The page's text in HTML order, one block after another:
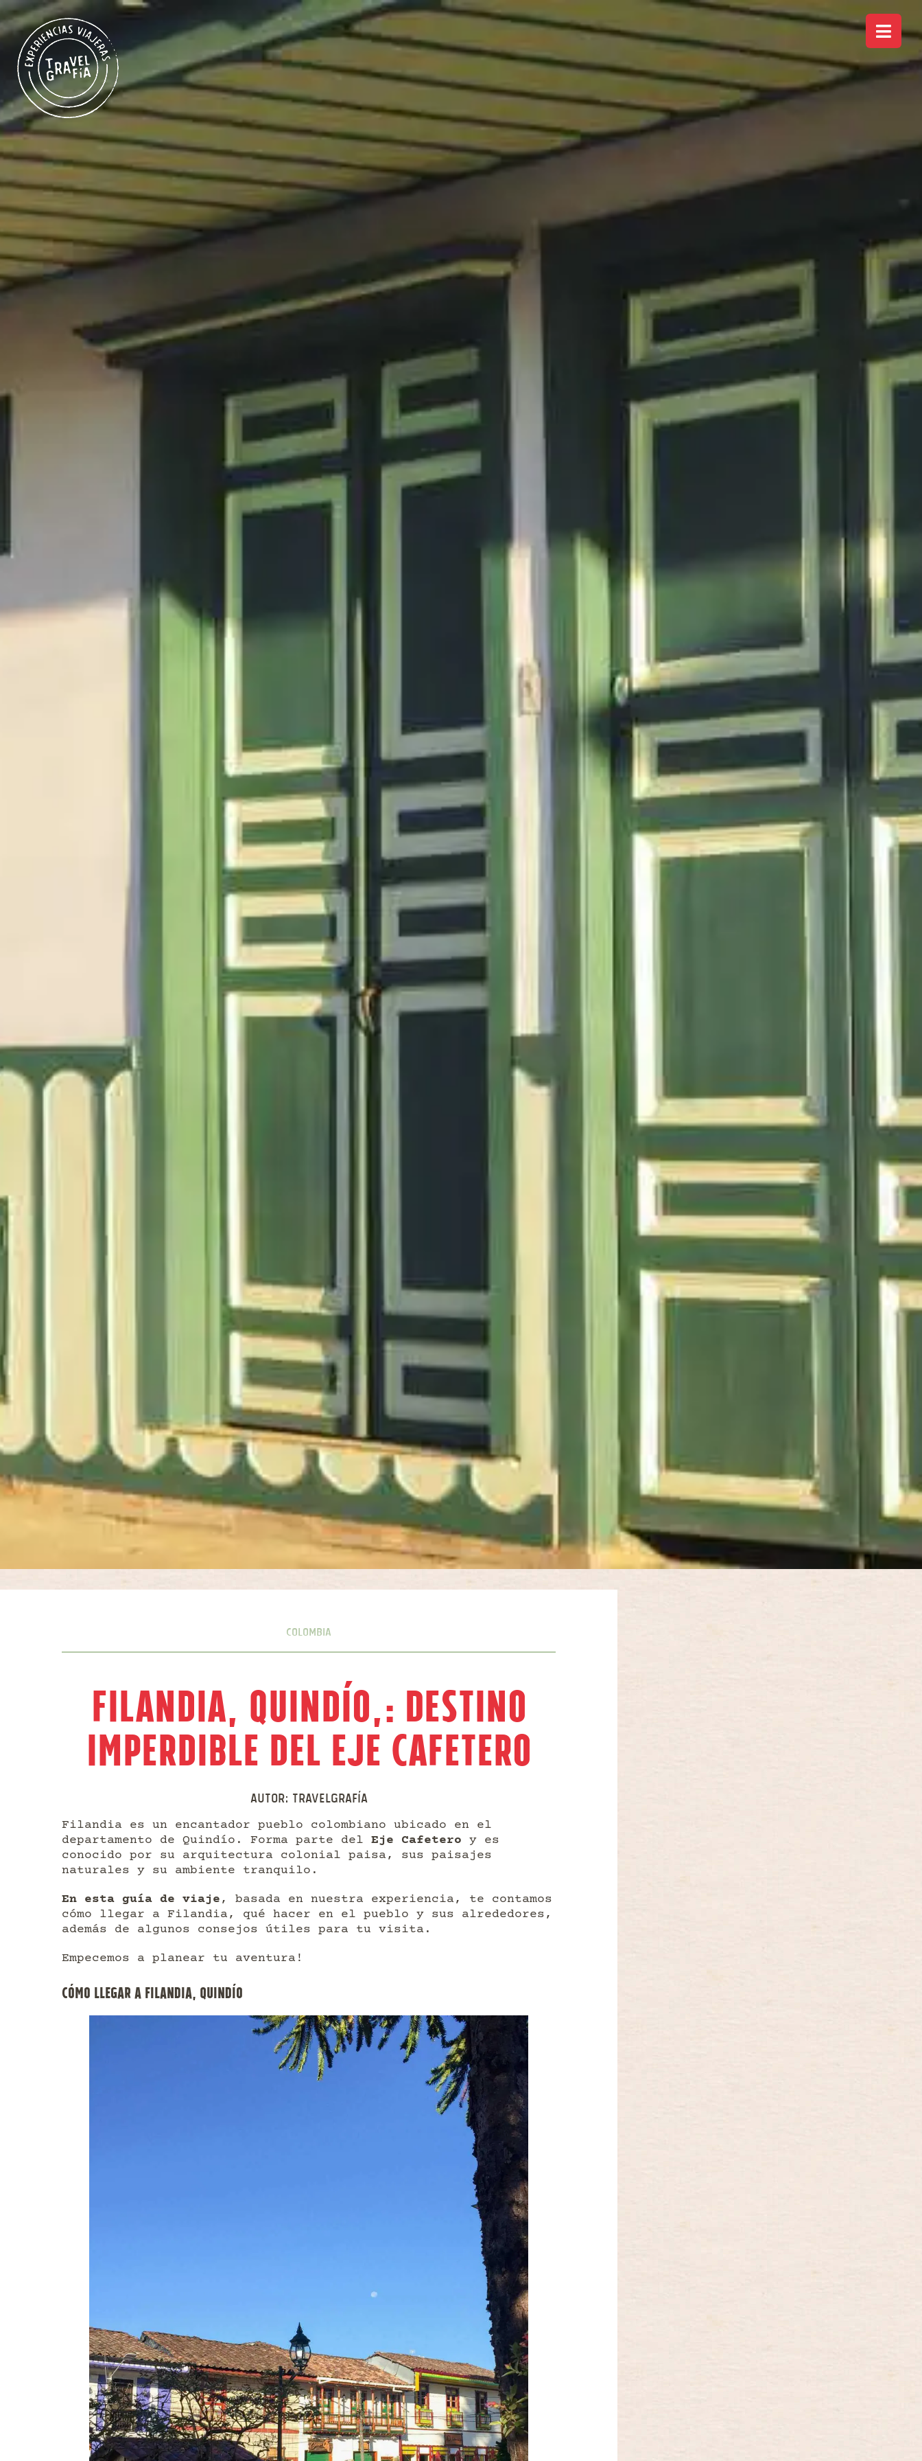
Colombia
Filandia, Quindío,: Destino
Imperdible del Eje Cafetero
Autor: Travelgrafía
Filandia es un encantador pueblo colombiano ubicado en el
departamento de Quindío. Forma parte del Eje Cafetero y es
conocido por su arquitectura colonial paisa, sus paisajes
naturales y su ambiente tranquilo.
En esta guía de viaje , basada en nuestra experiencia, te contamos
cómo llegar a Filandia, qué hacer en el pueblo y sus alrededores,
además de algunos consejos útiles para tu visita.
Empecemos a planear tu aventura!
CÓMO LLEGAR A FILANDIA, QUINDÍO